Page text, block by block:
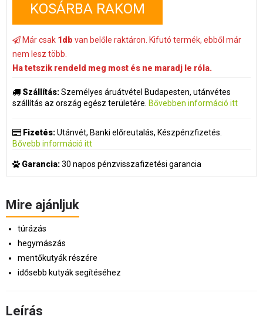
KOSÁRBA RAKOM
Már csak 1db van belőle raktáron. Kifutó termék, ebből már
nem lesz több.
Ha tetszik rendeld meg most és ne maradj le róla.
Szállítás:Személyes áruátvétel Budapesten, utánvétes
szállítás az ország egész területére. Bővebben információ itt
Fizetés:Utánvét, Banki előreutalás, Készpénzfizetés.
Bővebb információ itt
Garancia:30 napos pénzvisszafizetési garancia
Mire ajánljuk
túrázás
hegymászás
mentőkutyák részére
idősebb kutyák segítéséhez
Leírás